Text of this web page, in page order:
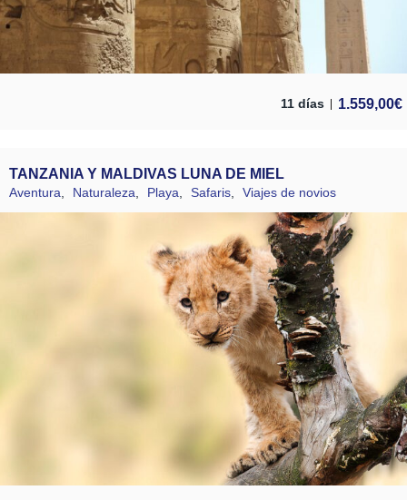
11 días 1.559,00€
TANZANIA Y MALDIVAS LUNA DE MIEL
Aventura Naturaleza Playa Safaris Viajes de novios